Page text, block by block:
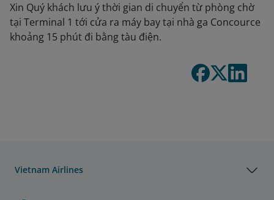
Xin Quý khách lưu ý thời gian di chuyển từ phòng chờ
tại Terminal 1 tới cửa ra máy bay tại nhà ga Concource
khoảng 15 phút đi bằng tàu điện.
Vietnam Airlines